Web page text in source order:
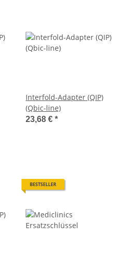
Interfold-Adapter (QIP)
(Qbic-line)
23,68 € *
BESTSELLER